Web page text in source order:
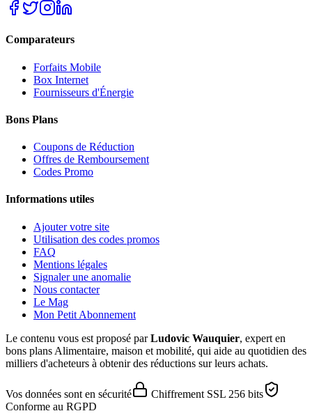
Comparateurs
Forfaits Mobile
Box Internet
Fournisseurs d'Énergie
Bons Plans
Coupons de Réduction
Offres de Remboursement
Codes Promo
Informations utiles
Ajouter votre site
Utilisation des codes promos
FAQ
Mentions légales
Signaler une anomalie
Nous contacter
Le Mag
Mon Petit Abonnement
Le contenu vous est proposé parLudovic Wauquier, expert en
bons plans Alimentaire, maison et mobilité, qui aide au quotidien des
milliers d'acheteurs à obtenir des réductions sur leurs achats.
Vos données sont en sécurité
Chiffrement SSL 256 bits
Conforme au RGPD